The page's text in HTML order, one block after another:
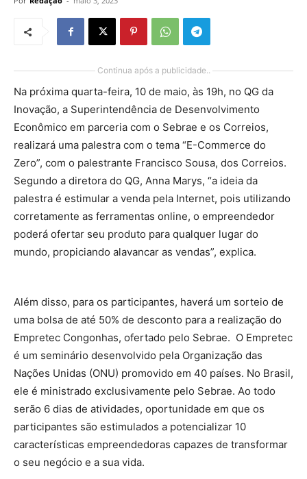
Continua após a publicidade..
Na próxima quarta-feira, 10 de maio, às 19h, no QG da
Inovação, a Superintendência de Desenvolvimento
Econômico em parceria com o Sebrae e os Correios,
realizará uma palestra com o tema “E-Commerce do
Zero”, com o palestrante Francisco Sousa, dos Correios.
Segundo a diretora do QG, Anna Marys, “a ideia da
palestra é estimular a venda pela Internet, pois utilizando
corretamente as ferramentas online, o empreendedor
poderá ofertar seu produto para qualquer lugar do
mundo, propiciando alavancar as vendas”, explica.
Além disso, para os participantes, haverá um sorteio de
uma bolsa de até 50% de desconto para a realização do
Empretec Congonhas, ofertado pelo Sebrae. O Empretec
é um seminário desenvolvido pela Organização das
Nações Unidas (ONU) promovido em 40 países. No Brasil,
ele é ministrado exclusivamente pelo Sebrae. Ao todo
serão 6 dias de atividades, oportunidade em que os
participantes são estimulados a potencializar 10
características empreendedoras capazes de transformar
o seu negócio e a sua vida.